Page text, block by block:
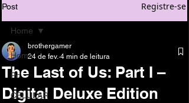
Post Registre-se
Home
Pc
CELULAR
Home
The Last of Us: Part I –
Digital Deluxe Edition
brothergamer
24 de fev. 4 min de leitura